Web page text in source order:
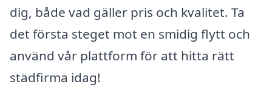
dig, både vad gäller pris och kvalitet. Ta
det första steget mot en smidig flytt och
använd vår plattform för att hitta rätt
städfirma idag!